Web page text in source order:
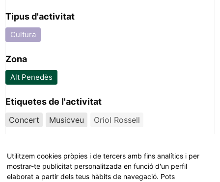
Tipus d'activitat
Cultura
Zona
Alt Penedès
Etiquetes de l'activitat
Concert Musicveu Oriol Rossell
Utilitzem cookies pròpies i de tercers amb fins analítics i per
mostrar-te publicitat personalitzada en funció d'un perfil
elaborat a partir dels teus hàbits de navegació. Pots